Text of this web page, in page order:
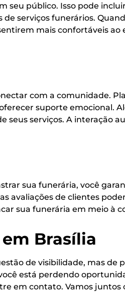
seu público. Isso pode
serviços funerários.
mais confortáveis
com a comunidade.
suporte emocional.
serviços. A interação
sua funerária, você
avaliações de clientes
sua funerária em meio à
Brasília
de visibilidade, mas de
está perdendo
em contato. Vamos